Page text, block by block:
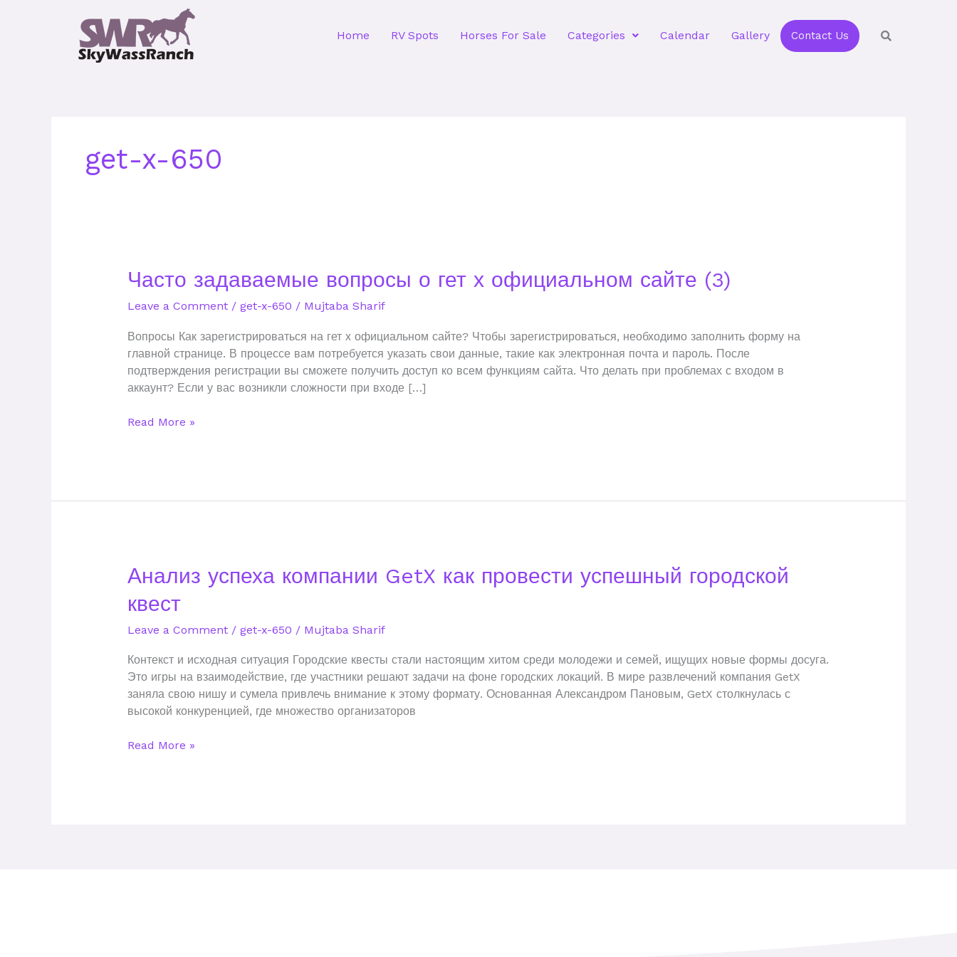
Home RV Spots Horses For Sale Categories Calendar Gallery Contact Us
get-x-650
Часто задаваемые вопросы о гет х официальном сайте (3)
Leave a Comment / get-x-650 / Mujtaba Sharif
Вопросы Как зарегистрироваться на гет х официальном сайте? Чтобы зарегистрироваться, необходимо заполнить форму на
главной странице. В процессе вам потребуется указать свои данные, такие как электронная почта и пароль. После
подтверждения регистрации вы сможете получить доступ ко всем функциям сайта. Что делать при проблемах с входом в
аккаунт? Если у вас возникли сложности при входе […]
Часто
задаваемые
вопросы
гет
х
официальном
сайте
Read More »
Анализ успеха компании GetX как провести успешный городской
квест
Leave a Comment / get-x-650 / Mujtaba Sharif
Контекст и исходная ситуация Городские квесты стали настоящим хитом среди молодежи и семей, ищущих новые формы досуга.
Это игры на взаимодействие, где участники решают задачи на фоне городских локаций. В мире развлечений компания GetX
заняла свою нишу и сумела привлечь внимание к этому формату. Основанная Александром Пановым, GetX столкнулась с
высокой конкуренцией, где множество организаторов
Анализ
успеха
компании
как
провести
успешный
городской
квест
Read More »